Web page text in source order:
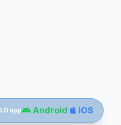
app Android iOS